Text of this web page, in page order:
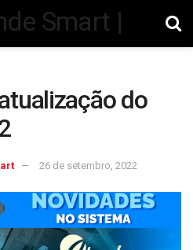
do
26 de setembro, 2022